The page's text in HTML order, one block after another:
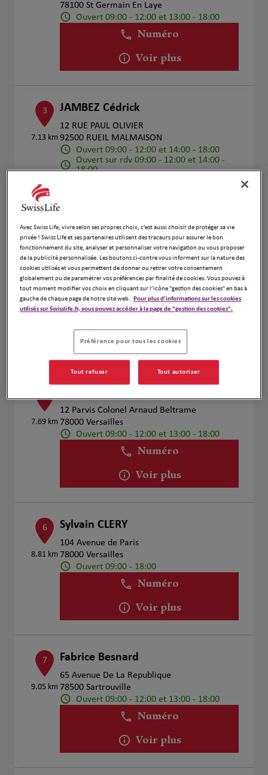
78100 St Germain En Laye
Ouvert 09:00 - 12:00 et 13:00 - 18:00
Numéro
Voir plus
3
7.13 km
JAMBEZ Cédrick
12 RUE PAUL OLIVIER
92500 RUEIL MALMAISON
Ouvert 09:00 - 12:00 et 14:00 - 18:00
Ouvert sur rdv 09:00 - 12:00 et 14:00 -
18:00
4
7.23 km
DURNERIN Hervé
99 Boulevard de la Reine
78000 Versailles
Ouvert 08:30 - 18:00
Voir plus
7.69 km
12 Parvis Colonel Arnaud Beltrame
78000 Versailles
Ouvert 09:00 - 12:00 et 13:00 - 18:00
Numéro
Voir plus
6
8.81 km
Sylvain CLERY
104 Avenue de Paris
78000 Versailles
Ouvert 09:00 - 18:00
Numéro
Voir plus
7
9.05 km
Fabrice Besnard
65 Avenue De La Republique
78500 Sartrouville
Ouvert 09:00 - 12:00 et 13:00 - 18:00
Numéro
Voir plus
Avec Swiss Life, vivre selon ses propres choix, c’est aussi choisir de protéger sa vie
privée ! Swiss Life et ses partenaires utilisent des traceurs pour assurer le bon
fonctionnement du site, analyser et personnaliser votre navigation ou vous proposer
de la publicité personnalisée. Les boutons ci-contre vous informent sur la nature des
cookies utilisés et vous permettent de donner ou retirer votre consentement
globalement ou de paramétrer vos préférences par finalité de cookies. Vous pouvez à
tout moment modifier vos choix en cliquant sur l’icône "gestion des cookies" en bas à
gauche de chaque page de notre site web. Pour plus d'informations sur les cookies
utilisés sur Swisslife.fr, vous pouvez accéder à la page de "gestion des cookies".
Préférence pour tous les cookies
Tout refuser Tout autoriser